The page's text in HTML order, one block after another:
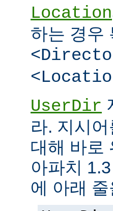
Location
하는 경우
UserDir
라. 지시
대해 바로
아파치
에 아래